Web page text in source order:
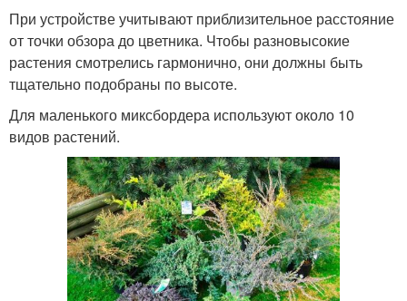
При устройстве учитывают приблизительное расстояние
от точки обзора до цветника. Чтобы разновысокие
растения смотрелись гармонично, они должны быть
тщательно подобраны по высоте.
Для маленького миксбордера используют около 10
видов растений.